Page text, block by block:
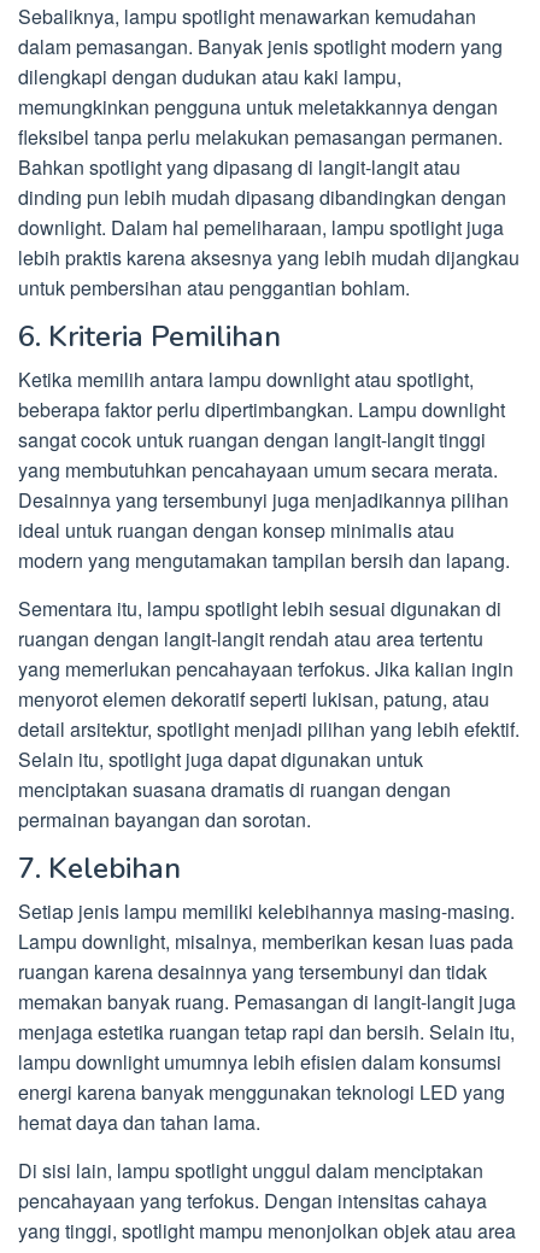
Sebaliknya, lampu spotlight menawarkan kemudahan
dalam pemasangan. Banyak jenis spotlight modern yang
dilengkapi dengan dudukan atau kaki lampu,
memungkinkan pengguna untuk meletakkannya dengan
fleksibel tanpa perlu melakukan pemasangan permanen.
Bahkan spotlight yang dipasang di langit-langit atau
dinding pun lebih mudah dipasang dibandingkan dengan
downlight. Dalam hal pemeliharaan, lampu spotlight juga
lebih praktis karena aksesnya yang lebih mudah dijangkau
untuk pembersihan atau penggantian bohlam.
6. Kriteria Pemilihan
Ketika memilih antara lampu downlight atau spotlight,
beberapa faktor perlu dipertimbangkan. Lampu downlight
sangat cocok untuk ruangan dengan langit-langit tinggi
yang membutuhkan pencahayaan umum secara merata.
Desainnya yang tersembunyi juga menjadikannya pilihan
ideal untuk ruangan dengan konsep minimalis atau
modern yang mengutamakan tampilan bersih dan lapang.
Sementara itu, lampu spotlight lebih sesuai digunakan di
ruangan dengan langit-langit rendah atau area tertentu
yang memerlukan pencahayaan terfokus. Jika kalian ingin
menyorot elemen dekoratif seperti lukisan, patung, atau
detail arsitektur, spotlight menjadi pilihan yang lebih efektif.
Selain itu, spotlight juga dapat digunakan untuk
menciptakan suasana dramatis di ruangan dengan
permainan bayangan dan sorotan.
7. Kelebihan
Setiap jenis lampu memiliki kelebihannya masing-masing.
Lampu downlight, misalnya, memberikan kesan luas pada
ruangan karena desainnya yang tersembunyi dan tidak
memakan banyak ruang. Pemasangan di langit-langit juga
menjaga estetika ruangan tetap rapi dan bersih. Selain itu,
lampu downlight umumnya lebih efisien dalam konsumsi
energi karena banyak menggunakan teknologi LED yang
hemat daya dan tahan lama.
Di sisi lain, lampu spotlight unggul dalam menciptakan
pencahayaan yang terfokus. Dengan intensitas cahaya
yang tinggi, spotlight mampu menonjolkan objek atau area